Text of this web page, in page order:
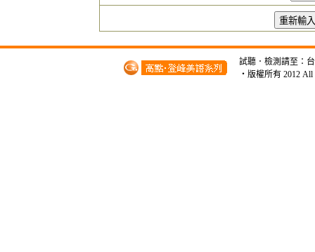
試聽．檢測請至：
‧版權所有 2012